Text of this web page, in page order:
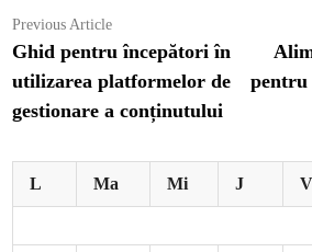
Navigare
în
articole
Previous ArticlePrevious
article:
Ghid pentru începători în
utilizarea platformelor de
gestionare a conținutului
pentru
L Ma Mi J V